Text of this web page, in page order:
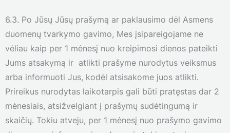
6.3. Po Jūsų Jūsų prašymą ar paklausimo dėl Asmens
duomenų tvarkymo gavimo, Mes įsipareigojame ne
vėliau kaip per 1 mėnesį nuo kreipimosi dienos pateikti
Jums atsakymą ir atlikti prašyme nurodytus veiksmus
arba informuoti Jus, kodėl atsisakome juos atlikti.
Prireikus nurodytas laikotarpis gali būti pratęstas dar 2
mėnesiais, atsižvelgiant į prašymų sudėtingumą ir
skaičių. Tokiu atveju, per 1 mėnesį nuo prašymo gavimo